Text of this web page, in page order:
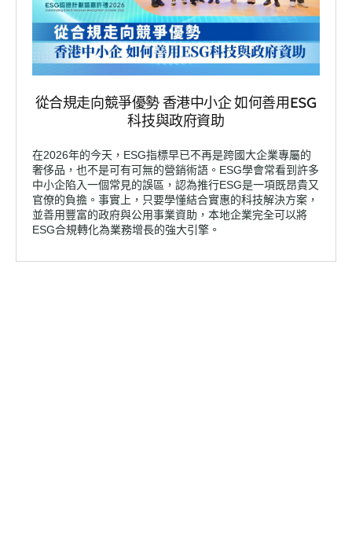
從合規走向競爭優勢 香港中小企 如何善用ESG
科技與政府資助
在2026年的今天，ESG指標早已不再是跨國大企業專屬的
奢侈品，也不是可有可無的營銷術語。ESG學會常看到許多
中小企陷入一個常見的誤區，認為推行ESG是一項既昂貴又
官僚的負擔。事實上，只要學懂結合實惠的科技解決方案，
並善用豐富的政府與公用事業資助，本地企業完全可以將
ESG合規轉化為業務增長的強大引擎。